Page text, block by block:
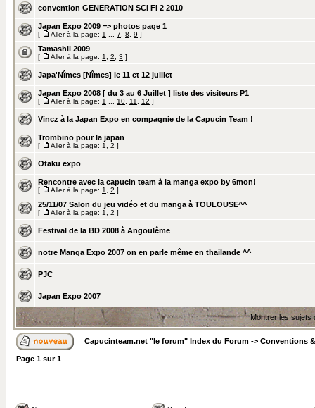
convention GENERATION SCI FI 2 2010
Japan Expo 2009 => photos page 1
[ Aller à la page: 1 7 8 9 ]
Tamashii 2009
[ Aller à la page: 1 2 3 ]
Japa'Nîmes [Nîmes] le 11 et 12 juillet
Japan Expo 2008 [ du 3 au 6 Juillet ] liste des visiteurs P1
[ Aller à la page: 1 10 11 12 ]
Vincz à la Japan Expo en compagnie de la Capucin Team !
Trombino pour la japan
[ Aller à la page: 1 2 ]
Otaku expo
Rencontre avec la capucin team à la manga expo by 6mon!
[ Aller à la page: 1 2 ]
25/11/07 Salon du jeu vidéo et du manga à TOULOUSE^^
[ Aller à la page: 1 2 ]
Festival de la BD 2008 à Angoulême
notre Manga Expo 2007 on en parle même en thailande ^^
PJC
Japan Expo 2007
Montrer les sujets
Capucinteam.net "le forum" Index du Forum -> Conventions
Page 1 sur1